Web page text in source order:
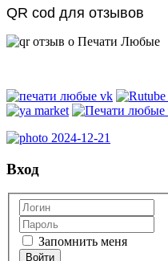
QR cod для отзывов
Вход
Запомнить меня